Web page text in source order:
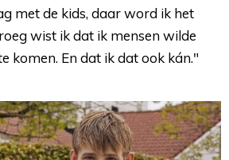
met de kids, daar word ik het
wist ik dat ik mensen wilde
komen. En dat ik dat ook kán."